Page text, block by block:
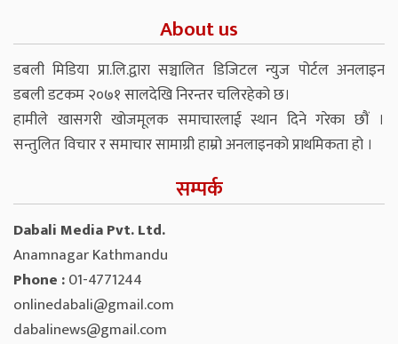
About us
डबली मिडिया प्रा.लि.द्वारा सञ्चालित डिजिटल न्युज पोर्टल अनलाइन
डबली डटकम २०७१ सालदेखि निरन्तर चलिरहेको छ।
हामीले खासगरी खोजमूलक समाचारलाई स्थान दिने गरेका छौं ।
सन्तुलित विचार र समाचार सामाग्री हाम्रो अनलाइनको प्राथमिकता हो ।
सम्पर्क
Dabali Media Pvt. Ltd.
Anamnagar Kathmandu
Phone :01-4771244
onlinedabali@gmail.com
dabalinews@gmail.com